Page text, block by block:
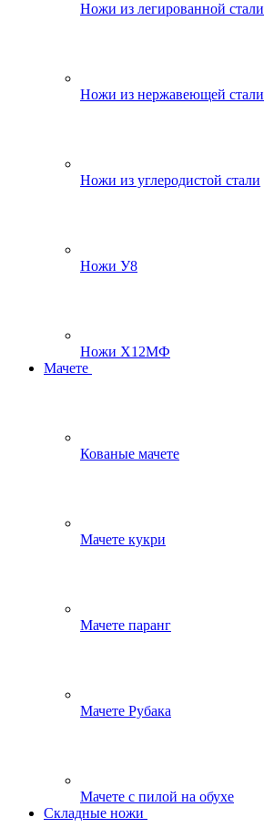
Ножи из легированной стали
Ножи из нержавеющей стали
Ножи из углеродистой стали
Ножи У8
Ножи Х12МФ
Мачете
Кованые мачете
Мачете кукри
Мачете паранг
Мачете Рубака
Мачете с пилой на обухе
Складные ножи